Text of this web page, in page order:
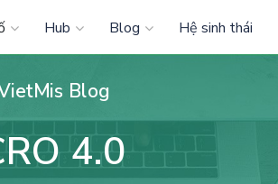
Hub Blog Hệ sinh thái
Blog
4.0